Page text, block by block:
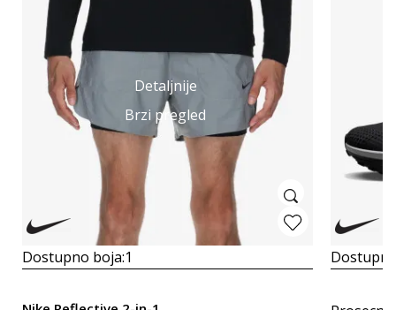
Detaljnije
Brzi pregled
Dostupno boja:1